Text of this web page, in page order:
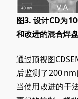
图3. 设计CD为
和改进的混合焊
通过顶视图
后监测了200 nm
当使用改进的干